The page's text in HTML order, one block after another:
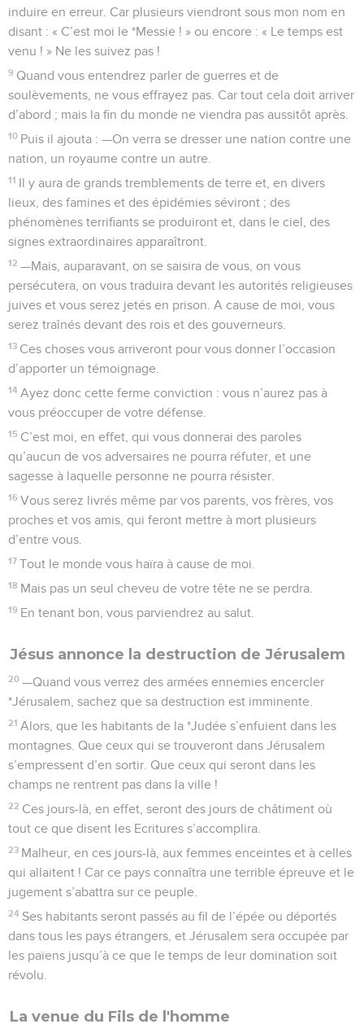
induire en erreur. Car plusieurs viendront sous mon nom en
disant : « C’est moi le *Messie ! » ou encore : « Le temps est
venu ! » Ne les suivez pas !
9 Quand vous entendrez parler de guerres et de
soulèvements, ne vous effrayez pas. Car tout cela doit arriver
d’abord ; mais la fin du monde ne viendra pas aussitôt après.
10 Puis il ajouta : —On verra se dresser une nation contre une
nation, un royaume contre un autre.
11 Il y aura de grands tremblements de terre et, en divers
lieux, des famines et des épidémies séviront ; des
phénomènes terrifiants se produiront et, dans le ciel, des
signes extraordinaires apparaîtront.
12 —Mais, auparavant, on se saisira de vous, on vous
persécutera, on vous traduira devant les autorités religieuses
juives et vous serez jetés en prison. A cause de moi, vous
serez traînés devant des rois et des gouverneurs.
13 Ces choses vous arriveront pour vous donner l’occasion
d’apporter un témoignage.
14 Ayez donc cette ferme conviction : vous n’aurez pas à
vous préoccuper de votre défense.
15 C’est moi, en effet, qui vous donnerai des paroles
qu’aucun de vos adversaires ne pourra réfuter, et une
sagesse à laquelle personne ne pourra résister.
16 Vous serez livrés même par vos parents, vos frères, vos
proches et vos amis, qui feront mettre à mort plusieurs
d’entre vous.
17 Tout le monde vous haïra à cause de moi.
18 Mais pas un seul cheveu de votre tête ne se perdra.
19 En tenant bon, vous parviendrez au salut.
Jésus annonce la destruction de Jérusalem
20 —Quand vous verrez des armées ennemies encercler
*Jérusalem, sachez que sa destruction est imminente.
21 Alors, que les habitants de la *Judée s’enfuient dans les
montagnes. Que ceux qui se trouveront dans Jérusalem
s’empressent d’en sortir. Que ceux qui seront dans les
champs ne rentrent pas dans la ville !
22 Ces jours-là, en effet, seront des jours de châtiment où
tout ce que disent les Ecritures s’accomplira.
23 Malheur, en ces jours-là, aux femmes enceintes et à celles
qui allaitent ! Car ce pays connaîtra une terrible épreuve et le
jugement s’abattra sur ce peuple.
24 Ses habitants seront passés au fil de l’épée ou déportés
dans tous les pays étrangers, et Jérusalem sera occupée par
les païens jusqu’à ce que le temps de leur domination soit
révolu.
La venue du Fils de l'homme